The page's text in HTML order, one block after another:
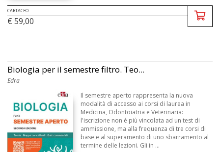
CARTACEO
€ 59,00
Biologia per il semestre filtro. Teo...
Edra
Il semestre aperto rappresenta la nuova
modalità di accesso ai corsi di laurea in
Medicina, Odontoiatria e Veterinaria:
l'iscrizione non è più vincolata ad un test di
ammissione, ma alla frequenza di tre corsi di
base e al superamento di uno sbarramento al
termine delle lezioni. Gli in ...